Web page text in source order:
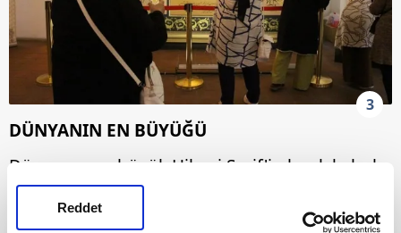
Reddet
3
DÜNYANIN EN BÜYÜĞÜ
Dünyanın en büyük Hilye-i Şerif'i olarak kabul
edilen bu eser, Hattat Mahmut Şahin'in
çalışmasıyla hat şeklinde 7 parça halinde